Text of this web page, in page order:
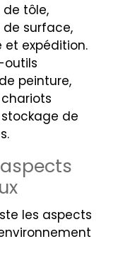
de tôle,
surface,
et expédition.
outils
peinture,
chariots
de
les aspects